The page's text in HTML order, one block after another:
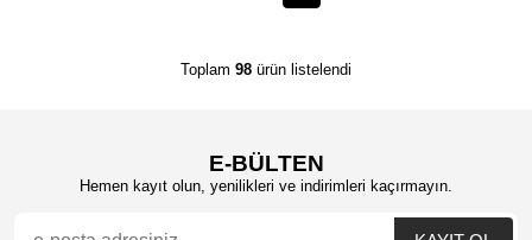
Toplam 98 ürün listelendi
E-BÜLTEN
Hemen kayıt olun, yenilikleri ve indirimleri kaçırmayın.